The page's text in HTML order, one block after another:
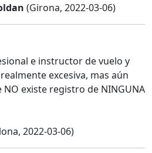
(Girona, 2022-03-06)
e instructor de vuelo y
excesiva, mas aún
existe registro de NINGUNA
2022-03-06)